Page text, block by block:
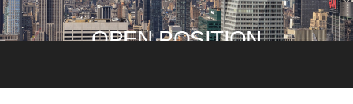
OPEN POSITION